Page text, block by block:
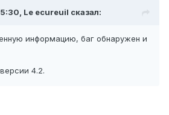
Le ecureuil сказал:
информацию, баг обнаружен и
4.2.